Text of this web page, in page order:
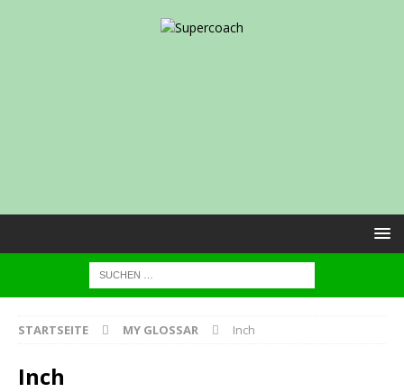
STARTSEITE MY GLOSSAR Inch
Inch